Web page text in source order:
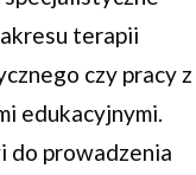
terapii
czy pracy z
edukacyjnymi.
do prowadzenia